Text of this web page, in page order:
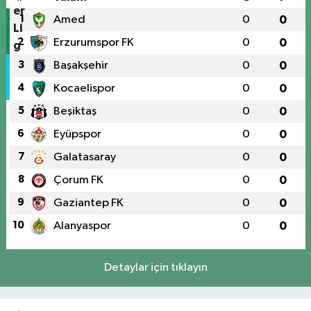
1 Amed 0 0
2 Erzurumspor FK 0 0
3 Başakşehir 0 0
4 Kocaelispor 0 0
5 Beşiktaş 0 0
6 Eyüpspor 0 0
7 Galatasaray 0 0
8 Çorum FK 0 0
9 Gaziantep FK 0 0
10 Alanyaspor 0 0
Detaylar için tıklayın